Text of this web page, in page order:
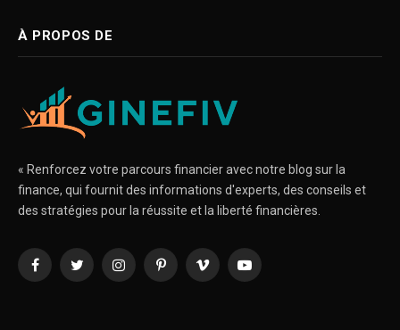
À PROPOS DE
« Renforcez votre parcours financier avec notre blog sur la
finance, qui fournit des informations d'experts, des conseils et
des stratégies pour la réussite et la liberté financières.
FacebookTwitterInstagramPinterestVimeo YouTube